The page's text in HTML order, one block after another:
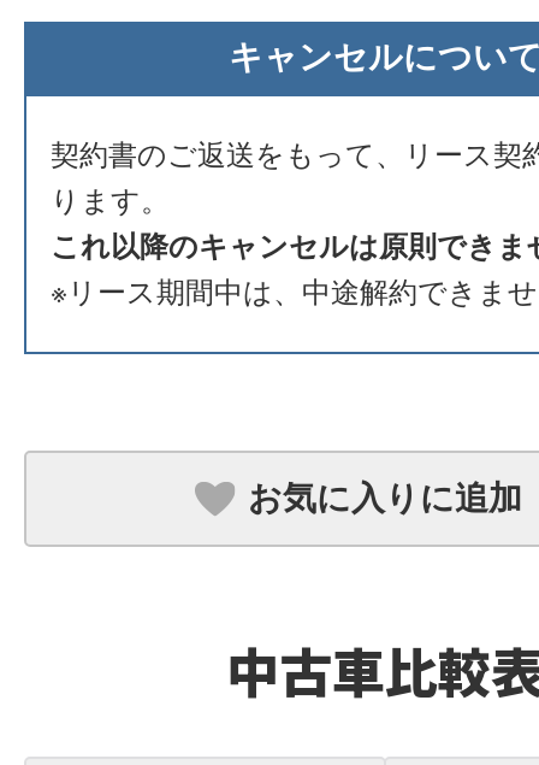
キャンセルについ
契約書のご返送をもって、リース契
ります。
これ以降のキャンセルは原則できま
※リース期間中は、中途解約できま
お気に入りに追加
中古車比較